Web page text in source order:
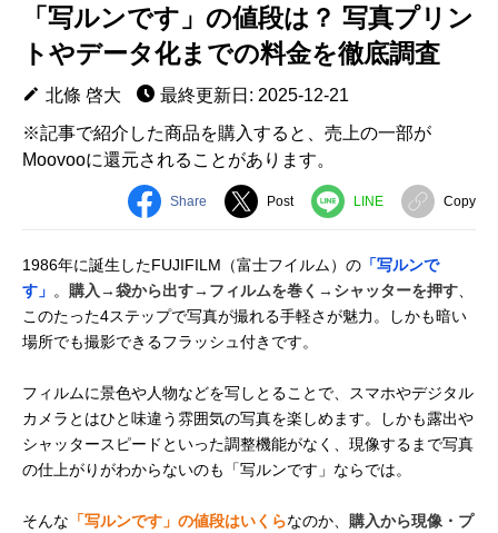
「写ルンです」の値段は？ 写真プリン
トやデータ化までの料金を徹底調査
北條 啓大
最終更新日: 2025-12-21
※記事で紹介した商品を購入すると、売上の一部が
Moovooに還元されることがあります。
Share Post LINE Copy
1986年に誕生したFUJIFILM（富士フイルム）の 「写ルンで
す」 。 購入→袋から出す→フィルムを巻く→シャッターを押す
このたった4ステップで写真が撮れる手軽さが魅力。しかも暗い
場所でも撮影できるフラッシュ付きです。
フィルムに景色や人物などを写しとることで、スマホやデジタル
カメラとはひと味違う雰囲気の写真を楽しめます。しかも露出や
シャッタースピードといった調整機能がなく、現像するまで写真
の仕上がりがわからないのも「写ルンです」ならでは。
そんな 「写ルンです」の値段はいくらなのか、
購入から現像・プ